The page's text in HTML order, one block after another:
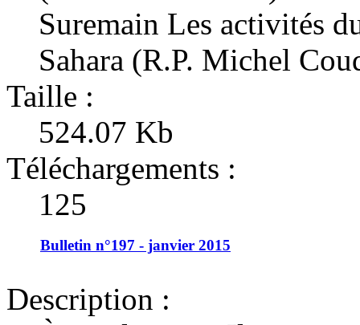
Suremain Les activités
Sahara (R.P. Michel
Taille :
524.07 Kb
Téléchargements :
125
Bulletin n°197 - janvier 2015
Description :